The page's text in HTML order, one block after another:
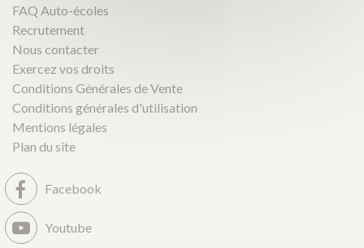
FAQ Auto-écoles
Recrutement
Nous contacter
Exercez vos droits
Conditions Générales de Vente
Conditions générales d'utilisation
Mentions légales
Plan du site
Facebook
Youtube